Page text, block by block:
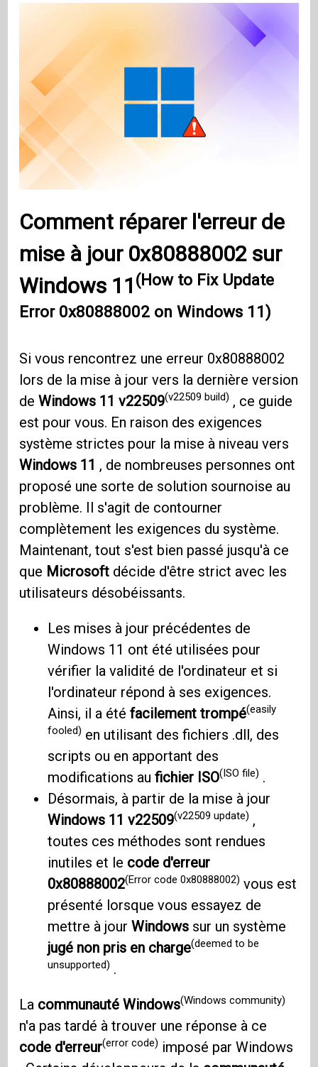
Comment réparer l'erreur de
mise à jour 0x80888002 sur
Windows 11 (How to Fix Update
Error 0x80888002 on Windows 11)
Si vous rencontrez une erreur 0x80888002
lors de la mise à jour vers la dernière version
deWindows 11v22509(v22509 build) , ce guide
est pour vous. En raison des exigences
système strictes pour la mise à niveau vers
Windows 11 , de nombreuses personnes ont
proposé une sorte de solution sournoise au
problème. Il s'agit de contourner
complètement les exigences du système.
Maintenant, tout s'est bien passé jusqu'à ce
que Microsoft décide d'être strict avec les
utilisateurs désobéissants.
Les mises à jour précédentes de
Windows 11 ont été utilisées pour
vérifier la validité de l'ordinateur et si
l'ordinateur répond à ses exigences.
Ainsi, il a étéfacilement trompé(easily
fooled) en utilisant des fichiers .dll, des
scripts ou en apportant des
modifications aufichier ISO(ISO file) .
Désormais, à partir de la mise à jour
Windows 11v22509(v22509 update) ,
toutes ces méthodes sont rendues
inutiles et le code d'erreur
0x80888002(Error code 0x80888002) vous est
présenté lorsque vous essayez de
mettre à jourWindows sur un système
jugé non pris en charge(deemed to be
unsupported) .
La communauté Windows(Windows community)
n'a pas tardé à trouver une réponse à ce
code d'erreur(error code) imposé par Windows